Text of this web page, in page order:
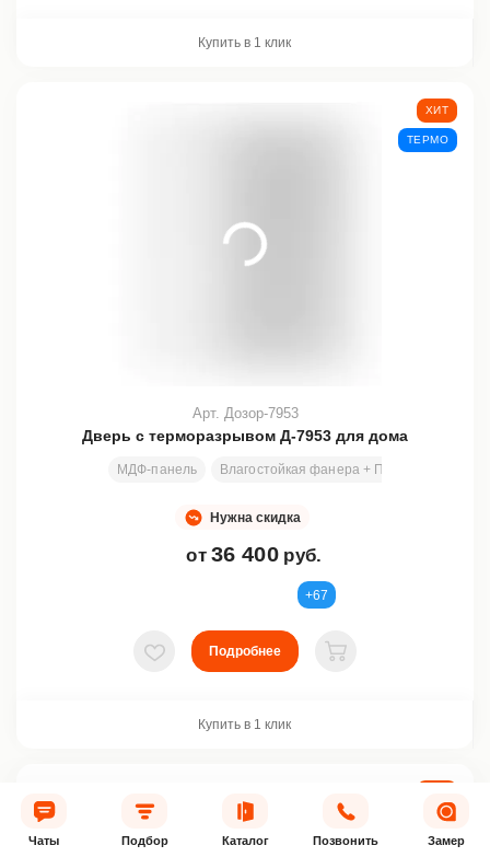
Купить в 1 клик
Дверь с терморазрывом Д-7953 для дома
МДФ-панель Влагостойкая фанера + ПСЭВ
Арт. Дозор-7953
Нужна скидка
от 36 400 руб.
ХИТ
ТЕРМО
+67
В избранное
Подробнее
В корзину
Купить в 1 клик
ТЕРМО
Чаты Подбор Каталог Позвонить Замер